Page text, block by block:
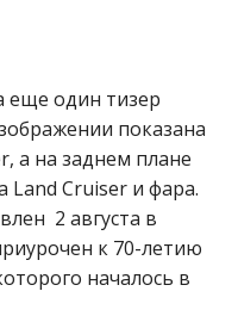
еще один тизер
показана
а на заднем плане
Land Cruiser и фара.
2 августа в
к 70-летию
началось в